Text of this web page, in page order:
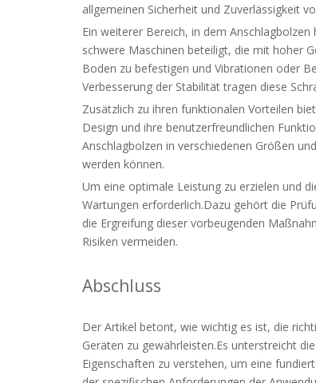
allgemeinen Sicherheit und Zuverlässigkeit
Ein weiterer Bereich, in dem
schwere Maschinen beteiligt, die mit hoher
Boden zu befestigen und Vibrationen oder
Verbesserung der Stabilität tragen diese
Zusätzlich zu ihren funktionalen Vorteilen
Design und ihre benutzerfreundlichen
Anschlagbolzen in verschiedenen Größen
werden können.
Um eine optimale Leistung zu erzielen und
Wartungen erforderlich.Dazu gehört die
die Ergreifung dieser vorbeugenden
Risiken vermeiden.
Abschluss
Der Artikel betont, wie wichtig es ist, die
Geräten zu gewährleisten.Es unterstreicht
Eigenschaften zu verstehen, um eine